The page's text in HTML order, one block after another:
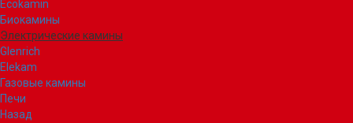
Ecokamin
Биокамины
Электрические камины
Glenrich
Elekam
Газовые камины
Печи
Назад